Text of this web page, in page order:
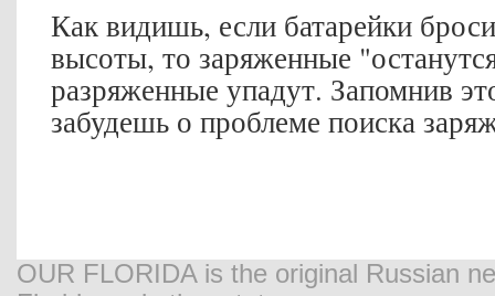
Как видишь, если батарейки
высоты, то заряженные
разряженные упадут. Запомнив
забудешь о проблеме поиска
OUR FLORIDA is the original Russian